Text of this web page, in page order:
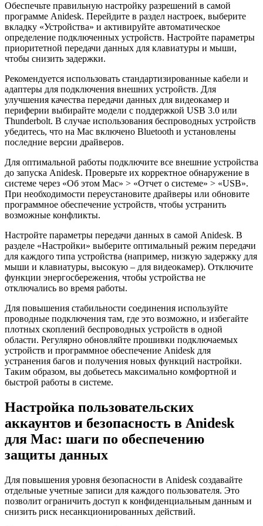
Обеспечьте правильную настройку разрешений в самой
программе Anidesk. Перейдите в раздел настроек, выберите
вкладку «Устройства» и активируйте автоматическое
определение подключенных устройств. Настройте параметры
приоритетной передачи данных для клавиатуры и мыши,
чтобы снизить задержки.
Рекомендуется использовать стандартизированные кабели и
адаптеры для подключения внешних устройств. Для
улучшения качества передачи данных для видеокамер и
периферии выбирайте модели с поддержкой USB 3.0 или
Thunderbolt. В случае использования беспроводных устройств
убедитесь, что на Mac включено Bluetooth и установлены
последние версии драйверов.
Для оптимальной работы подключите все внешние устройства
до запуска Anidesk. Проверьте их корректное обнаружение в
системе через «Об этом Mac» > «Отчет о системе» > «USB».
При необходимости переустановите драйверы или обновите
программное обеспечение устройств, чтобы устранить
возможные конфликты.
Настройте параметры передачи данных в самой Anidesk. В
разделе «Настройки» выберите оптимальный режим передачи
для каждого типа устройства (например, низкую задержку для
мыши и клавиатуры, высокую – для видеокамер). Отключите
функции энергосбережения, чтобы устройства не
отключались во время работы.
Для повышения стабильности соединения используйте
проводные подключения там, где это возможно, и избегайте
плотных скоплений беспроводных устройств в одной
области. Регулярно обновляйте прошивки подключаемых
устройств и программное обеспечение Anidesk для
устранения багов и получения новых функций настройки.
Таким образом, вы добьетесь максимально комфортной и
быстрой работы в системе.
Настройка пользовательских
аккаунтов и безопасность в Anidesk
для Mac: шаги по обеспечению
защиты данных
Для повышения уровня безопасности в Anidesk создавайте
отдельные учетные записи для каждого пользователя. Это
позволит ограничить доступ к конфиденциальным данным и
снизить риск несанкционированных действий.